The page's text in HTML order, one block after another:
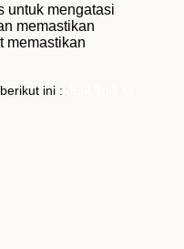
untuk mengatasi
memastikan
memastikan
ini :